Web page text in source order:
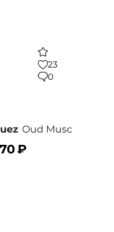
23
0
Oud Musc
₽